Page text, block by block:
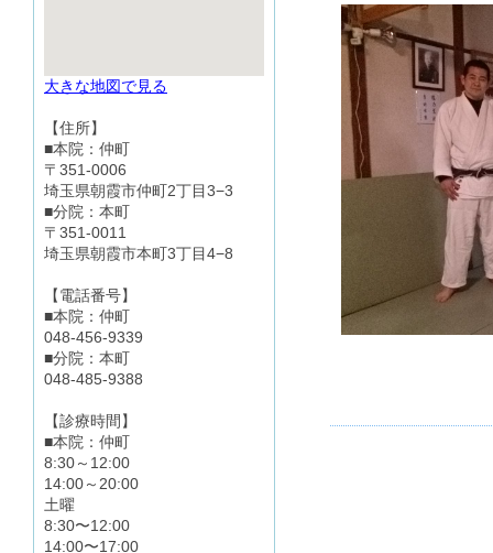
大きな地図で見る
【住所】
■本院：仲町
〒351-0006
埼玉県朝霞市仲町2丁目3−3
■分院：本町
〒351-0011
埼玉県朝霞市本町3丁目4−8
【電話番号】
■本院：仲町
048-456-9339
■分院：本町
048-485-9388
【診療時間】
■本院：仲町
8:30～12:00
14:00～20:00
土曜
8:30〜12:00
14:00〜17:00